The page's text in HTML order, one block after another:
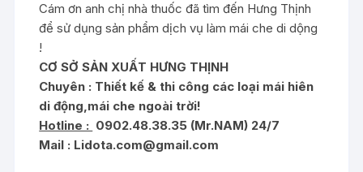
Cám ơn anh chị nhà thuốc đã tìm đến Hưng Thịnh
để sử dụng sản phẩm dịch vụ làm mái che di dộng
!
CƠ SỞ SẢN XUẤT HƯNG THỊNH
Chuyên : Thiết kế & thi công các loại mái hiên
di động,mái che ngoài trời!
Hotline : 0902.48.38.35 (Mr.NAM) 24/7
Mail : Lidota.com@gmail.com